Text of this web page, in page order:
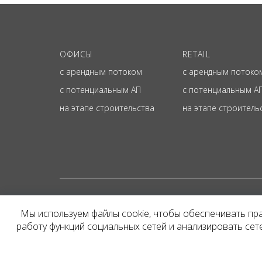
ОФИСЫ
с арендным потоком
с потенциальным АП
на этапе строительства
RETAIL
с арендным
с потенциальным
на этапе
Представленная на
и не является
Мы используем файлы cookie, чтобы обеспечивать
работу функций социальных сетей и анализировать